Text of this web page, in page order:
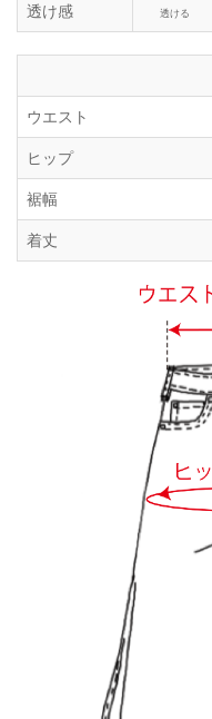
透け感 透ける
ウエスト
ヒップ
裾幅
着丈